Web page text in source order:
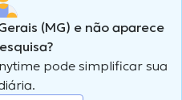
(MG) e não aparece
pode simplificar sua